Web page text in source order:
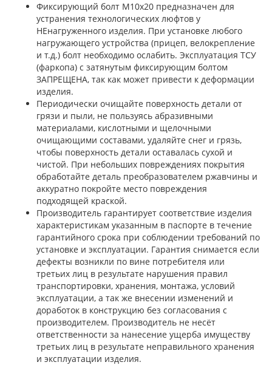
Фиксирующий болт М10х20 предназначен для
устранения технологических люфтов у
НЕнагруженного изделия. При установке любого
нагружающего устройства (прицеп, велокрепление
и т.д.) болт необходимо ослабить. Эксплуатация ТСУ
(фаркопа) с затянутым фиксирующим болтом
ЗАПРЕЩЕНА, так как может привести к деформации
изделия.
Периодически очищайте поверхность детали от
грязи и пыли, не пользуясь абразивными
материалами, кислотными и щелочными
очищающими составами, удаляйте снег и грязь,
чтобы поверхность детали оставалась сухой и
чистой. При небольших повреждениях покрытия
обработайте деталь преобразователем ржавчины и
аккуратно покройте место повреждения
подходящей краской.
Производитель гарантирует соответствие изделия
характеристикам указанным в паспорте в течение
гарантийного срока при соблюдении требований по
установке и эксплуатации. Гарантия снимается если
дефекты возникли по вине потребителя или
третьих лиц в результате нарушения правил
транспортировки, хранения, монтажа, условий
эксплуатации, а так же внесении изменений и
доработок в конструкцию без согласования с
производителем. Производитель не несёт
ответственности за нанесение ущерба имуществу
третьих лиц в результате неправильного хранения
и эксплуатации изделия.